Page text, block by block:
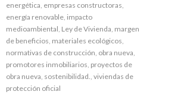
energética, empresas constructoras,
energía renovable, impacto
medioambiental, Ley de Vivienda, margen
de beneficios, materiales ecológicos,
normativas de construcción, obra nueva,
promotores inmobiliarios, proyectos de
obra nueva, sostenibilidad., viviendas de
protección oficial